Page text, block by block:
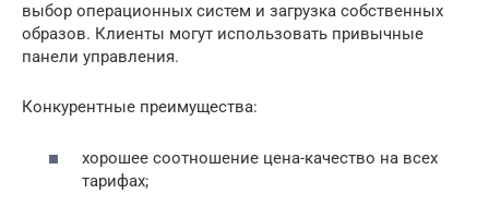
выбор операционных систем и загрузка собственных
образов. Клиенты могут использовать привычные
панели управления.
Конкурентные преимущества:
хорошее соотношение цена-качество на всех
тарифах;